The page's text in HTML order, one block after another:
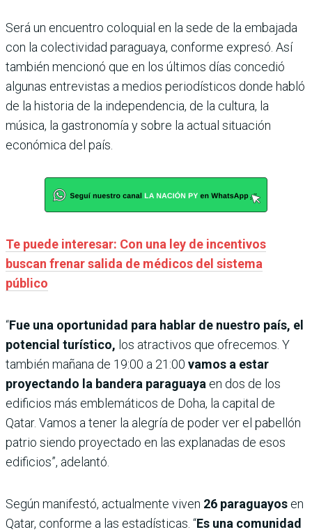
Será un encuentro coloquial en la sede de la embajada
con la colectividad paraguaya, conforme expresó. Así
también mencionó que en los últimos días concedió
algunas entrevistas a medios periodísticos donde habló
de la historia de la independencia, de la cultura, la
música, la gastronomía y sobre la actual situación
económica del país.
Te puede interesar: Con una ley de incentivos
buscan frenar salida de médicos del sistema
público
“Fue una oportunidad para hablar de nuestro país, el
potencial turístico, los atractivos que ofrecemos. Y
también mañana de 19:00 a 21:00 vamos a estar
proyectando la bandera paraguaya en dos de los
edificios más emblemáticos de Doha, la capital de
Qatar. Vamos a tener la alegría de poder ver el pabellón
patrio siendo proyectado en las explanadas de esos
edificios”, adelantó.
Según manifestó, actualmente viven 26 paraguayos en
Qatar, conforme a las estadísticas. “Es una comunidad